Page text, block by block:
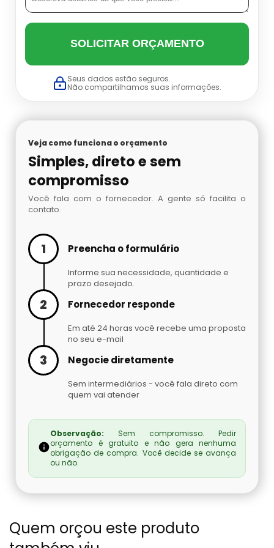
Balança Linear Sp
Balança Multi Cabeças Preço
Balança Multi Cabeças Sp
Balança Multicabeçote Preço
Contadora Preço
Dosadora Para Pó
Embaladora De Azeitona
Embaladora De Brindes
Embaladora De Café
Embaladora De Fechaduras E Maçanetas
Embaladora De Massas
Embaladora De Pó
Embaladora Invertida
Fábrica De Máquinas Empacotadoras
Fábrica De Seladoras
Datador Cetro
SOLICITAR ORÇAMENTO
Seus dados estão seguros.
Não compartilhamos suas informações.
Veja como funciona o orçamento
Simples, direto e sem
compromisso
Você fala com o fornecedor. A gente só facilita o
contato.
1 Preencha o formulário
Informe sua necessidade, quantidade e
prazo desejado.
2 Fornecedor responde
Em até 24 horas você recebe uma proposta
no seu e-mail
3 Negocie diretamente
Sem intermediários - você fala direto com
quem vai atender
Observação: Sem compromisso. Pedir
orçamento é gratuito e não gera nenhuma
obrigação de compra. Você decide se avança
ou não.
Quem orçou este produto